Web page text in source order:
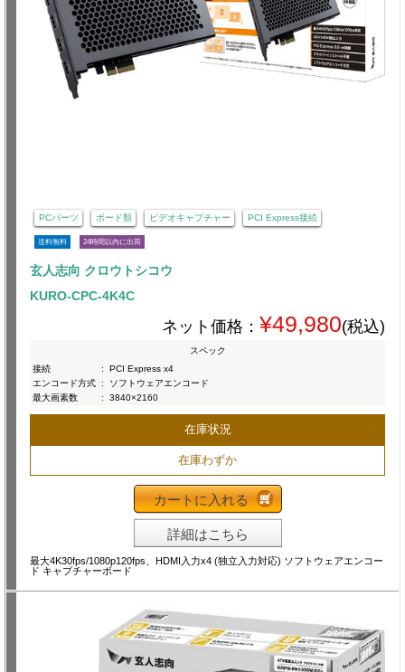
PCパーツ ボード類 ビデオキャプチャー PCI Express接続
送料無料 24時間以内に出荷
玄人志向 クロウトシコウ
KURO-CPC-4K4C
ネット価格： ¥49,980(税込)
スペック
接続
:
PCI Express x4
エンコード方式 :
ソフトウェアエンコード
最大画素数
: 3840×2160
在庫状況
在庫わずか
カートに入れる
詳細はこちら
最大4K30fps/1080p120fps、HDMI入力x4 (独立入力対応) ソフトウェアエンコー
ド キャプチャーボード